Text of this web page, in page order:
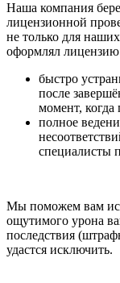
Наша компания
лицензионной
не только для
оформлял
быстро
после
момент,
полное
специалисты
Мы поможем вам
ощутимого урона
последствия
удастся исключить.